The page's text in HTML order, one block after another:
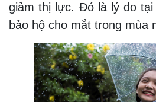
giảm thị lực. Đó là lý do tại
bảo hộ cho mắt trong mùa